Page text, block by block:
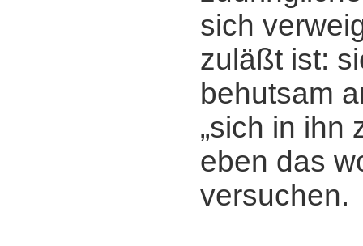
sich
zuläßt ist:
behutsam
„sich in ihn
eben das
versuchen.